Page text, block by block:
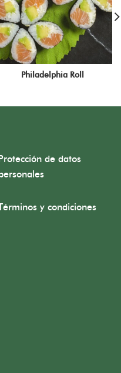
Philadelphia Roll
Protección de datos
y condiciones